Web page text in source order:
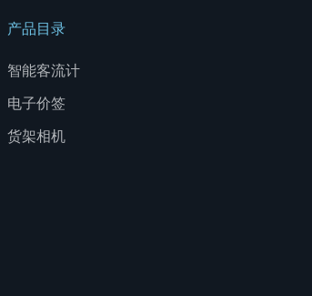
产品目录
智能客流计
电子价签
货架相机